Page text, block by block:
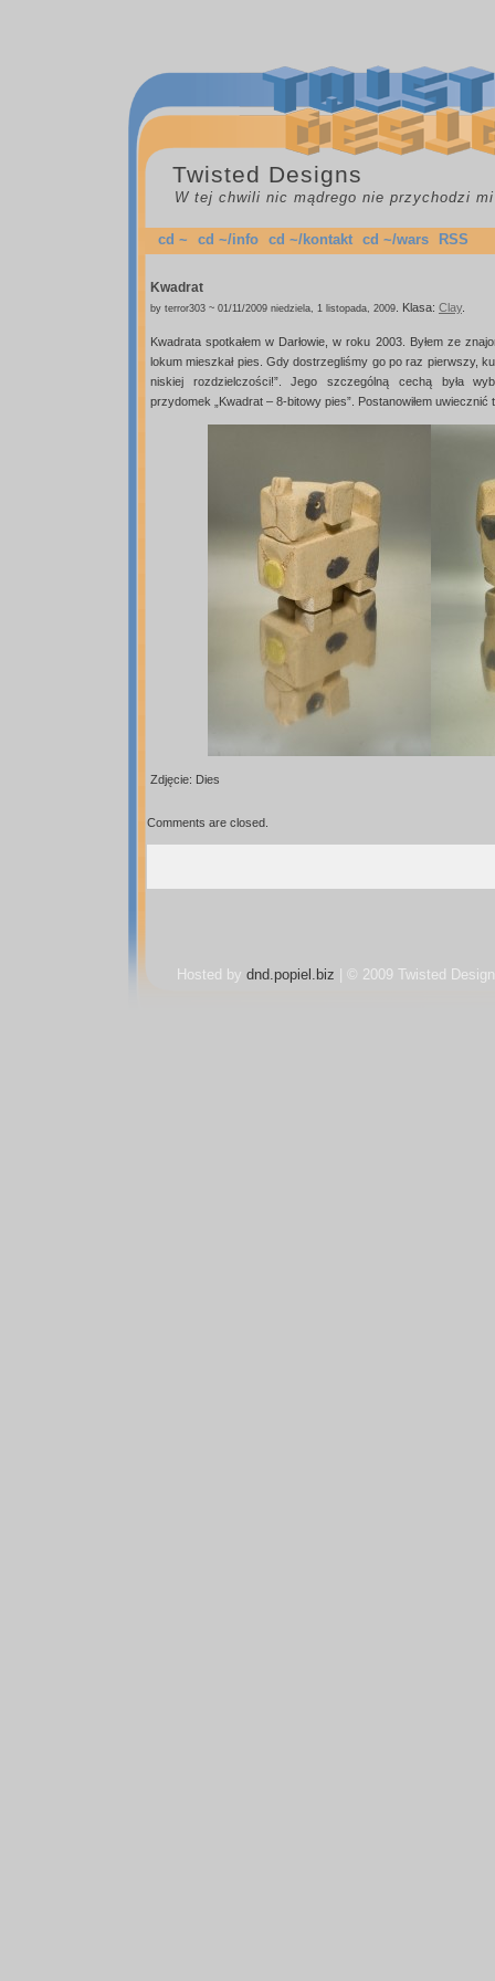
Twisted Designs
W tej chwili nic mądrego nie przychodzi mi
cd ~ cd ~/info cd ~/kontakt cd ~/wars RSS
Kwadrat
by terror303 ~ 01/11/2009 niedziela, 1 listopada, 2009 Klasa: Clay.
Kwadrata spotkałem w Darłowie, w roku 2003. Byłem ze
lokum mieszkał pies. Gdy dostrzegliśmy go po raz pierwszy,
niskiej rozdzielczości!”. Jego szczególną cechą była
przydomek „Kwadrat – 8-bitowy pies”. Postanowiłem uwiecznić
Zdjęcie: Dies
Comments are closed.
Hosted by dnd.popiel.biz | © 2009 Twisted